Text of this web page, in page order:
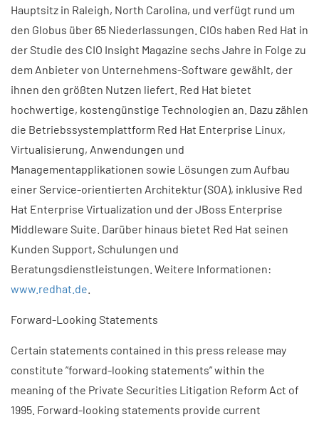
Hauptsitz in Raleigh, North Carolina, und verfügt rund um
den Globus über 65 Niederlassungen. CIOs haben Red Hat in
der Studie des CIO Insight Magazine sechs Jahre in Folge zu
dem Anbieter von Unternehmens-Software gewählt, der
ihnen den größten Nutzen liefert. Red Hat bietet
hochwertige, kostengünstige Technologien an. Dazu zählen
die Betriebssystemplattform Red Hat Enterprise Linux,
Virtualisierung, Anwendungen und
Managementapplikationen sowie Lösungen zum Aufbau
einer Service-orientierten Architektur (SOA), inklusive Red
Hat Enterprise Virtualization und der JBoss Enterprise
Middleware Suite. Darüber hinaus bietet Red Hat seinen
Kunden Support, Schulungen und
Beratungsdienstleistungen. Weitere Informationen:
www.redhat.de
Forward-Looking Statements
Certain statements contained in this press release may
constitute ”forward-looking statements” within the
meaning of the Private Securities Litigation Reform Act of
1995. Forward-looking statements provide current